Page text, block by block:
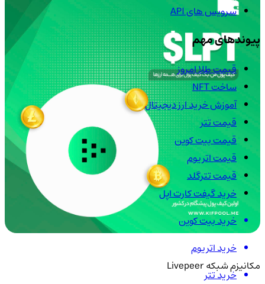
مکانیزم شبکه Livepeer
سرویس های API
پیوندهای مهم
قیمت طلا امروز
ساخت NFT
آموزش خرید ارز دیجیتال
قیمت تتر
قیمت بیت کوین
قیمت اتریوم
قیمت تترگلد
خرید گیفت کارت اپل
خرید بیت کوین
خرید اتریوم
خرید تتر